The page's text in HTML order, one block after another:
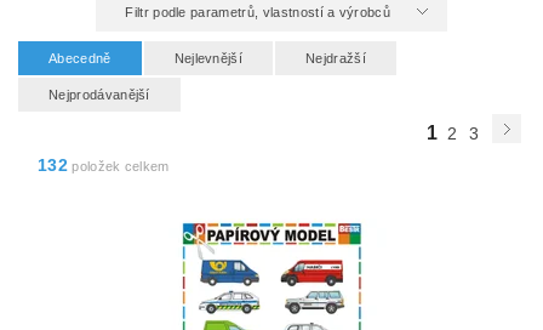
Filtr podle parametrů, vlastností a výrobců
Abecedně Nejlevnější Nejdražší
Nejprodávanější
1 2
3
132položek celkem